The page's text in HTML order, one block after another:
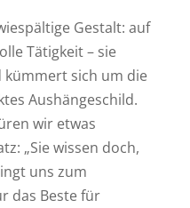
Gestalt: auf
Tätigkeit – sie
sich um die
Aushängeschild.
wir etwas
„Sie wissen doch,
uns zum
das Beste für